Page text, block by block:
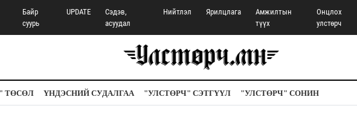
Байр
суурь
UPDATE
Сэдэв,
асуудал
Нийтлэл Ярилцлага
Амжилтын
түүх
Онцлох
улстөрч
ТӨСӨЛ ҮНДЭСНИЙ СУДАЛГАА "УЛСТӨРЧ" СЭТГҮҮЛ "УЛСТӨРЧ" СОНИН